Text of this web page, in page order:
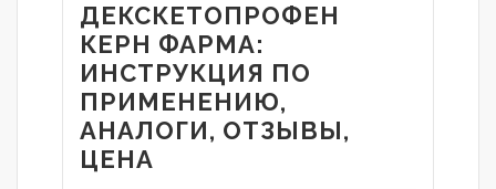
ДЕКСКЕТОПРОФЕН
КЕРН ФАРМА:
ИНСТРУКЦИЯ ПО
ПРИМЕНЕНИЮ,
АНАЛОГИ, ОТЗЫВЫ,
ЦЕНА